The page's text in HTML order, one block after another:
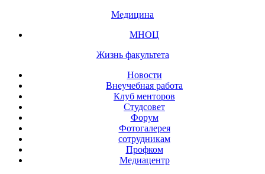
Медицина
МНОЦ
Жизнь факультета
Новости
Внеучебная работа
Клуб менторов
Студсовет
Форум
Фотогалерея
сотрудникам
Профком
Медиацентр